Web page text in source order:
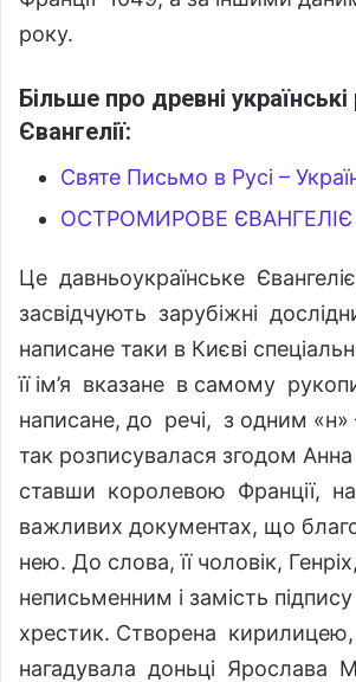
року.
Більше про древні
Євангелії:
Святе Письмо в Русі –
ОСТРОМИРОВЕ ЄВАНГЕЛІЄ
Це давньоукраїнське
засвідчують зарубіжні
написане таки в Києві
її ім’я вказане в самому
написане, до речі, з одним
так розписувалася згодом
ставши королевою Франції, на
важливих документах, що
нею. До слова, її чоловік,
неписьменним і замість
хрестик. Створена
нагадувала доньці Ярослава